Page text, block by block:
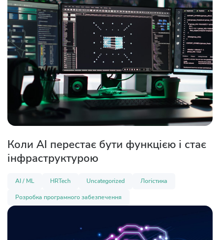
Коли AI перестає бути функцією і стає
інфраструктурою
AI / ML HRTech Uncategorized Логістика
Розробка програмного забезпечення